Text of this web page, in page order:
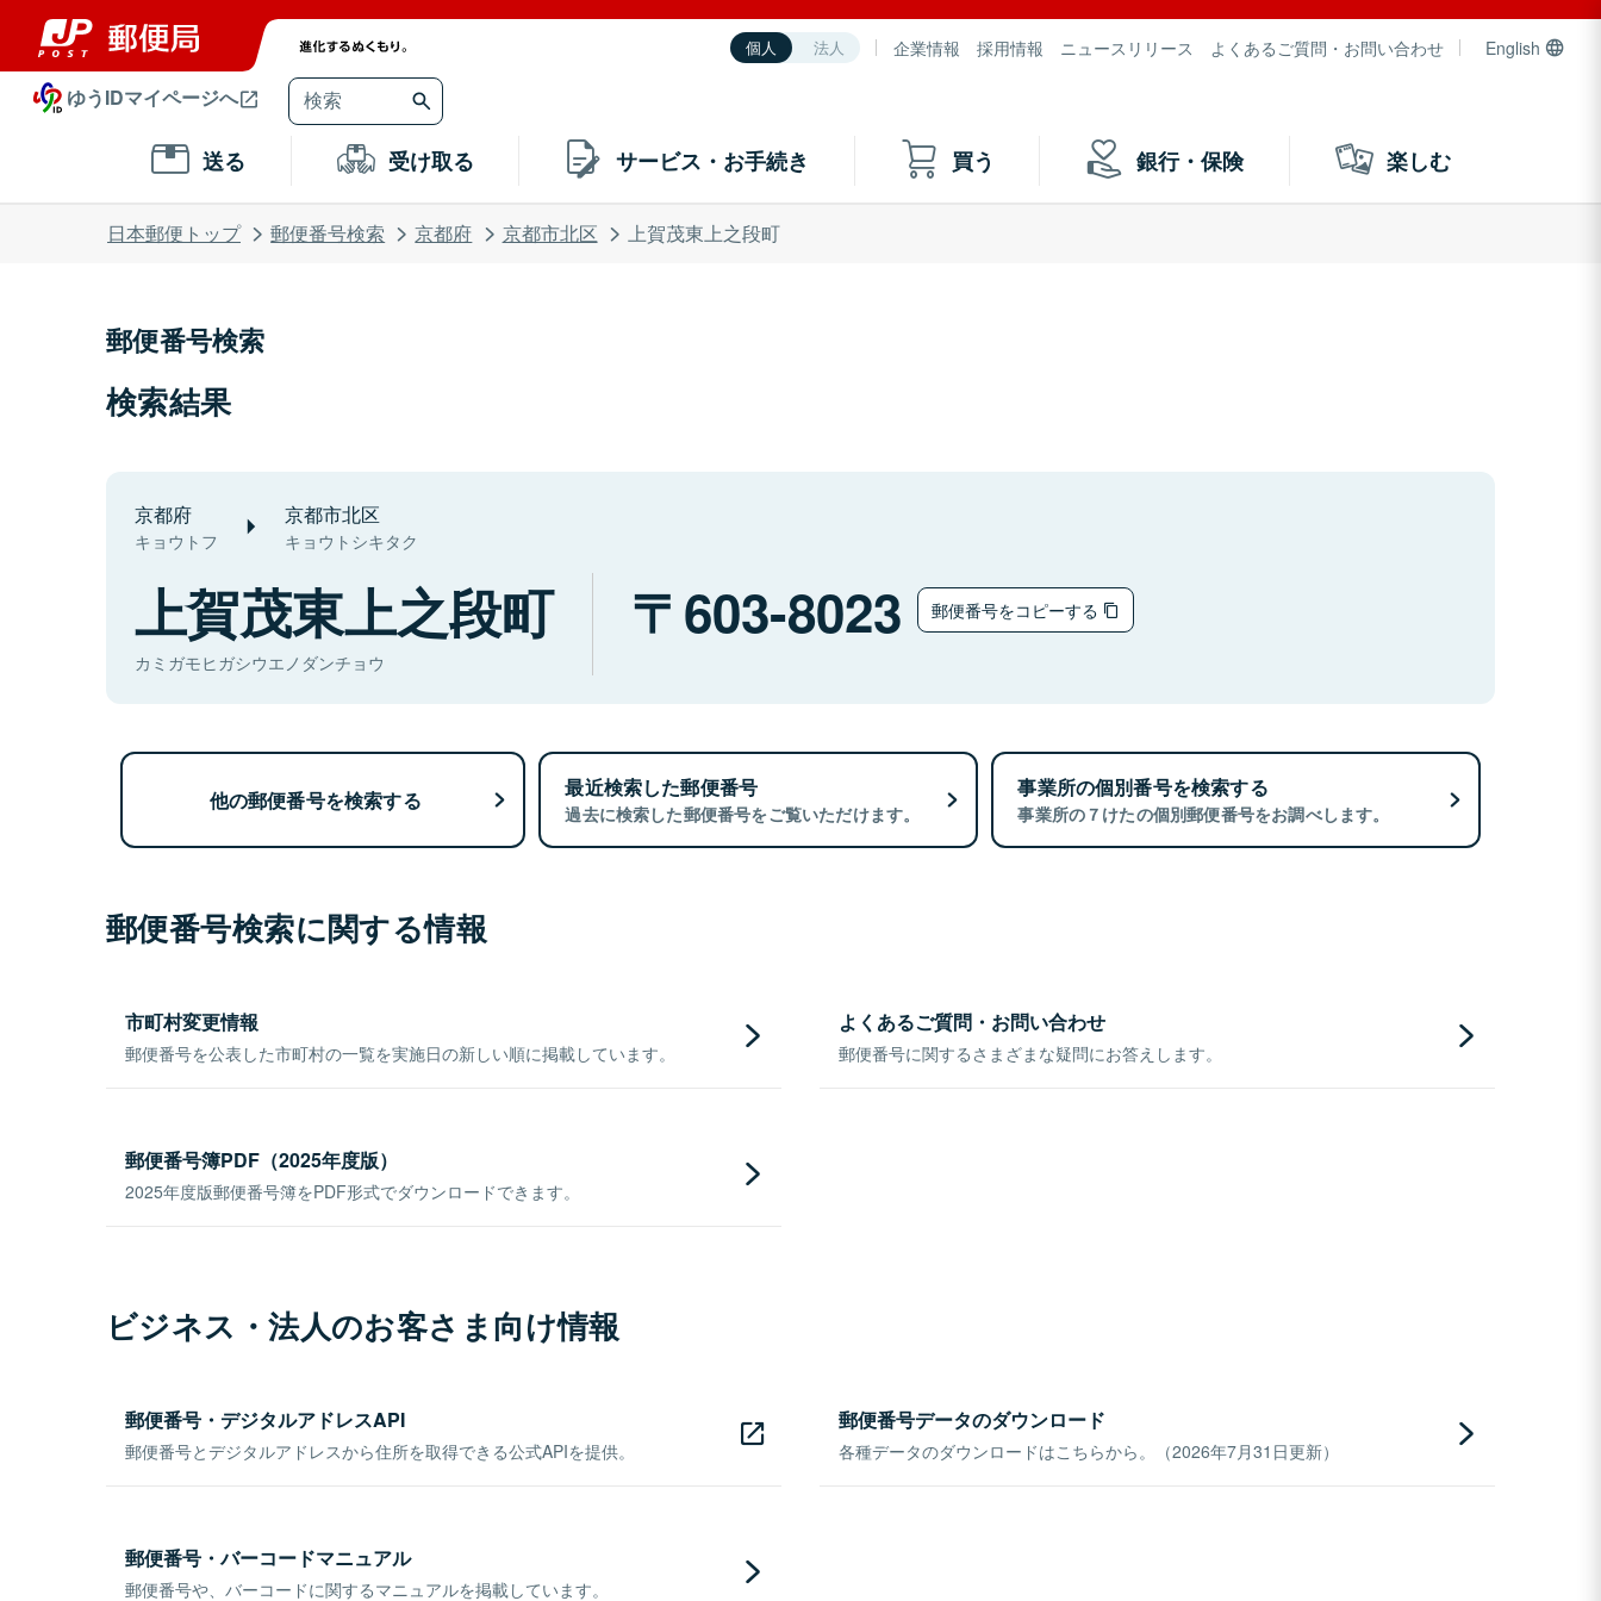
個人 法人 企業情報 採用情報 ニュースリリース よくあるご質問・お問い合わせ English
ゆうIDマイページへ
送る 受け取る サービス・お手続き 買う 銀行・保険 楽しむ
日本郵便トップ 郵便番号検索 京都府 京都市北区 上賀茂東上之段町
郵便番号検索
検索結果
京都府
キョウトフ
京都市北区
キョウトシキタク
上賀茂東上之段町
カミガモヒガシウエノダンチョウ
603-8023 郵便番号をコピーする
他の郵便番号を検索する 最近検索した郵便番号
過去に検索した郵便番号をご覧いただけます。
事業所の個別番号を検索する
事業所の７けたの個別郵便番号をお調べします。
郵便番号検索に関する情報
市町村変更情報
郵便番号を公表した市町村の一覧を実施日の新しい順に掲載しています。
よくあるご質問・お問い合わせ
郵便番号に関するさまざまな疑問にお答えします。
郵便番号簿PDF（2025年度版）
2025年度版郵便番号簿をPDF形式でダウンロードできます。
ビジネス・法人のお客さま向け情報
郵便番号・デジタルアドレスAPI
郵便番号とデジタルアドレスから住所を取得できる公式APIを提供。
郵便番号データのダウンロード
各種データのダウンロードはこちらから。（2026年7月31日更新）
郵便番号・バーコードマニュアル
郵便番号や、バーコードに関するマニュアルを掲載しています。